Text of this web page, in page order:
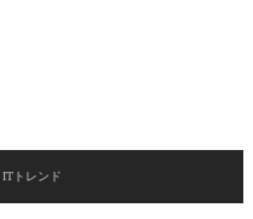
ITトレンド